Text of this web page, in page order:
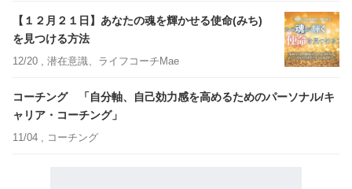
【１２月２１日】あなたの魂を輝かせる使命(みち)
を見つける方法
12/20 , 潜在意識、ライフコーチMae
コーチング 「自分軸、自己効力感を高めるためのパーソナル/キ
ャリア・コーチング」
11/04 , コーチング